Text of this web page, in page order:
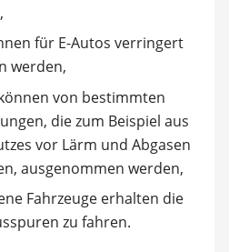
für E-Autos verringert
werden,
von bestimmten
die zum Beispiel aus
vor Lärm und Abgasen
ausgenommen werden,
Fahrzeuge erhalten die
zu fahren.